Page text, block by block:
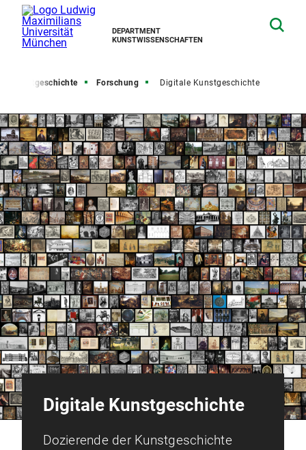
DEPARTMENT
KUNSTWISSENSCHAFTEN
Kunstgeschichte Forschung Digitale Kunstgeschichte
Digitale Kunstgeschichte
Dozierende der Kunstgeschichte